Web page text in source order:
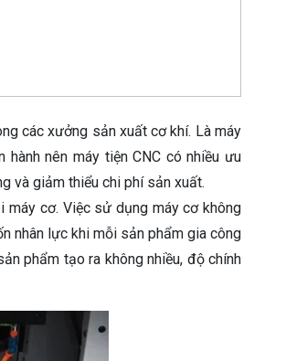
các xưởng sản xuất cơ khí. Là máy
nên máy tiện CNC có nhiều ưu
và giảm thiểu chi phí sản xuất.
máy cơ. Việc sử dụng máy cơ không
nhân lực khi mỗi sản phẩm gia công
phẩm tạo ra không nhiều, độ chính